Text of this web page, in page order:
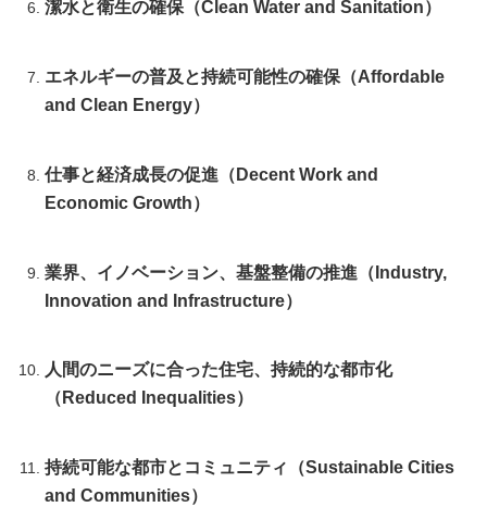
潔水と衛生の確保（Clean Water and Sanitation）
エネルギーの普及と持続可能性の確保（Affordable
and Clean Energy）
仕事と経済成長の促進（Decent Work and
Economic Growth）
業界、イノベーション、基盤整備の推進（Industry,
Innovation and Infrastructure）
人間のニーズに合った住宅、持続的な都市化
（Reduced Inequalities）
持続可能な都市とコミュニティ（Sustainable Cities
and Communities）